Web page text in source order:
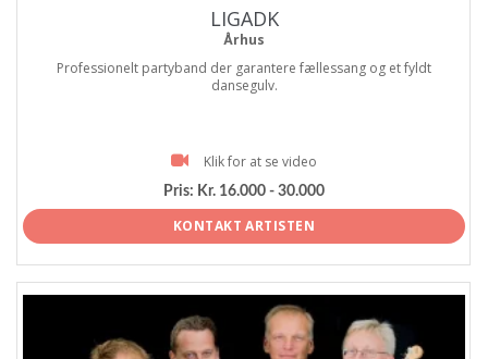
LIGADK
Århus
Professionelt partyband der garantere fællessang og et fyldt
dansegulv.
Klik for at se video
Pris: Kr. 16.000 - 30.000
KONTAKT ARTISTEN